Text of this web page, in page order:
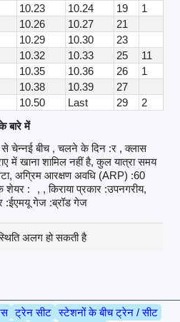
10.23 10.24 19
1
10.26 10.27
21
10.29 10.30
23
10.32 10.33 25
11
10.35 10.36 26
1
10.38 10.39
27
10.50 Last 29
2
बारे में
से चेन्नई बीच , चलने के दिन :र , क्लास
में खाना शामिल नहीं है, कुल यात्रा समय
अग्रिम आरक्षण अवधि (ARP) :60
शेयर :
, , किराया प्रकार :उपनगरीय,
:ईएमयू गेज :ब्रॉड गेज
अलग हो सकती है
ट्रेन सीट स्टेशनों के बीच ट्रेन / सीट